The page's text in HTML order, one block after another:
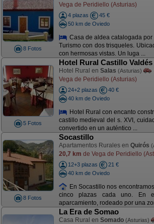
8 Fotos
Vega de Peridiello (Asturias)
4 plazas
45 €
50 km de Oviedo
Casa de aldea catalogada
Turismo con dos trisqueles.
con hermosas vistas. Un luga ...
5 Fotos
Hotel Rural Castillo Valdés
Hotel Rural en Salas (Asturias)
Vega de Peridiello (Asturias)
24+2 plazas
40 €
40 km de Oviedo
Hotel Rural con encanto
castillo medieval del s. XVI,
convertido en un auténtico ...
8 Fotos
Socastillo
Apartamentos Rurales en Quirós
20,7 km de Vega de Peridiello
12+3 plazas
21 €
40 km de Oviedo
En Socastillo nos
cinco plazas cada uno. En
aparcamiento, rodeado por una
La Era de Somao
Casa Rural en Somado (Asturias)